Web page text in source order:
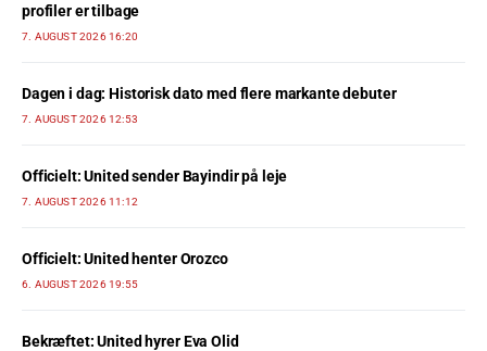
profiler er tilbage
7. AUGUST 2026 16:20
Dagen i dag: Historisk dato med flere markante debuter
7. AUGUST 2026 12:53
Officielt: United sender Bayindir på leje
7. AUGUST 2026 11:12
Officielt: United henter Orozco
6. AUGUST 2026 19:55
Bekræftet: United hyrer Eva Olid